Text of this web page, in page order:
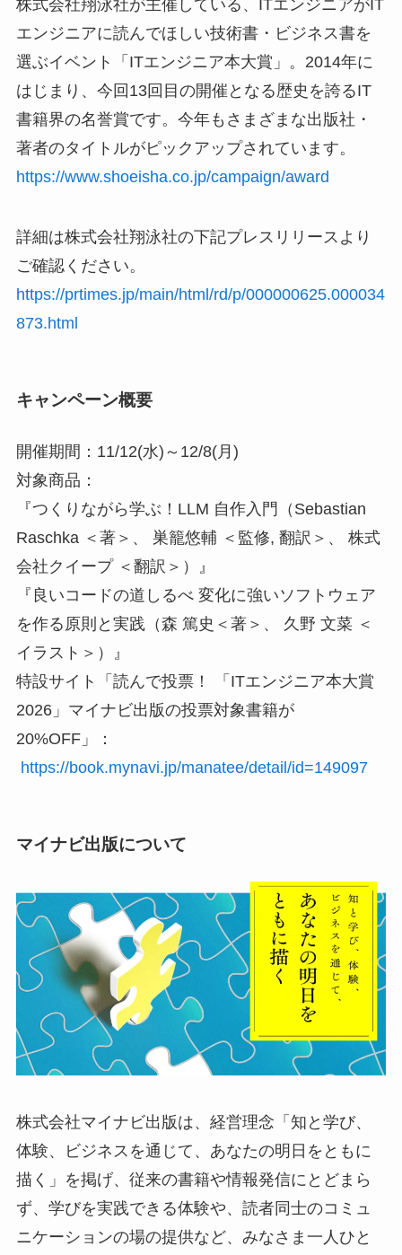
株式会社翔泳社が主催している、ITエンジニアがIT
エンジニアに読んでほしい技術書・ビジネス書を
選ぶイベント「ITエンジニア本大賞」。2014年に
はじまり、今回13回目の開催となる歴史を誇るIT
書籍界の名誉賞です。今年もさまざまな出版社・
著者のタイトルがピックアップされています。
https://www.shoeisha.co.jp/campaign/award
詳細は株式会社翔泳社の下記プレスリリースより
ご確認ください。
https://prtimes.jp/main/html/rd/p/000000625.000034
873.html
キャンペーン概要
開催期間：11/12(水)～12/8(月)
対象商品：
『つくりながら学ぶ！LLM 自作入門（Sebastian
Raschka ＜著＞、 巣籠悠輔 ＜監修, 翻訳＞、 株式
会社クイープ ＜翻訳＞）』
『良いコードの道しるべ 変化に強いソフトウェア
を作る原則と実践（森 篤史＜著＞、 久野 文菜 ＜
イラスト＞）』
特設サイト「読んで投票！ 「ITエンジニア本大賞
2026」マイナビ出版の投票対象書籍が
20%OFF」：
https://book.mynavi.jp/manatee/detail/id=149097
マイナビ出版について
株式会社マイナビ出版は、経営理念「知と学び、
体験、ビジネスを通じて、あなたの明日をともに
描く」を掲げ、従来の書籍や情報発信にとどまら
ず、学びを実践できる体験や、読者同士のコミュ
ニケーションの場の提供など、みなさま一人ひと